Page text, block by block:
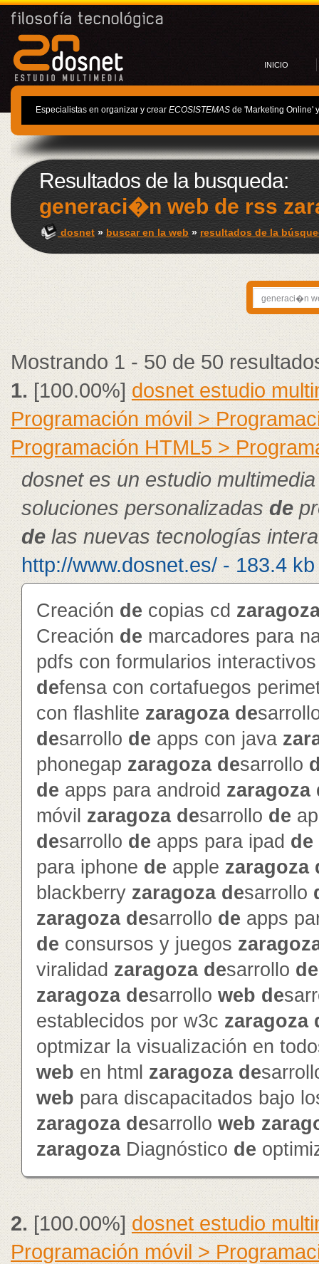
INICIO
Especialistas en organizar y crear ECOSISTEMAS de 'Marketing Online'
Resultados de la busqueda:
generaci�n web de rss
dosnet » buscar en la web » resultados de la
Mostrando 1 - 50 de 50
1. [100.00%]dosnet estudio
Programación móvil >
Programación HTML5 >
dosnet es un estudio
soluciones personalizadasde
delas nuevas tecnologías
http://www.dosnet.es/ - 183.4 kb
Creación de copias cd
Creación de marcadores para
pdfs con formularios
defensa con cortafuegos
con flashlite zaragoza de
desarrollo de apps con java
phonegap zaragoza desarrollo
de apps para android zaragoza
móvil zaragoza desarrollo de
desarrollo de apps para ipad de
para iphone de apple zaragoza
blackberry zaragoza desarrollo
zaragoza desarrollo de apps
de consursos y juegos
viralidad zaragoza desarrollo de
zaragoza desarrollo web de
establecidos por w3c zaragoza
optmizar la visualización en
web en html zaragoza de
web para discapacitados bajo
zaragoza desarrollo web
zaragozaDiagnóstico de
2.[100.00%]dosnet estudio
Programación móvil >